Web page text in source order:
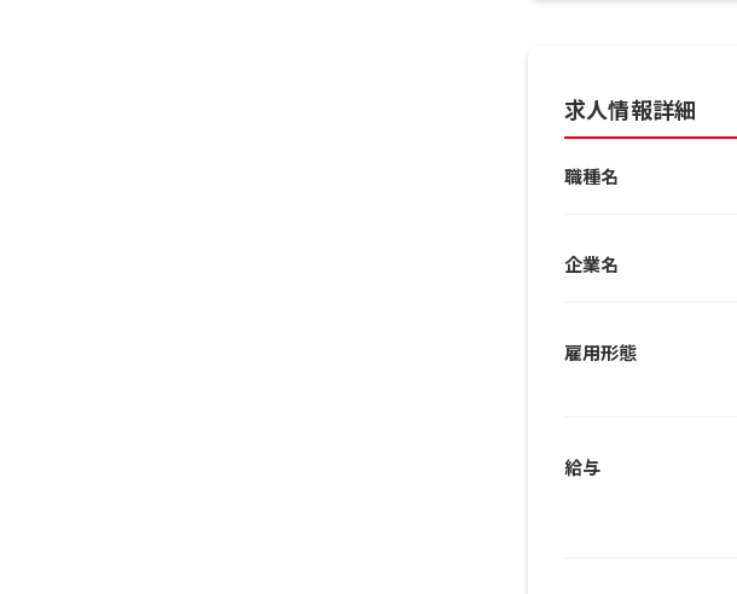
求人情報詳細
職種名
企業名
雇用形態
給与